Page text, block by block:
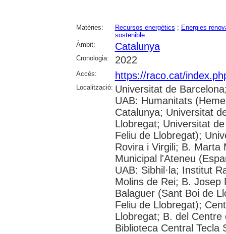
Matèries: Recursos energètics ; Energies
sostenible
Àmbit:
Catalunya
Cronologia: 2022
Accés: https://raco.cat/
Localització: Universitat de
UAB: Humanitats
Catalunya; Universitat
Llobregat; Universitat
Feliu de Llobregat);
Rovira i Virgili; B. Marta
Municipal l'Ateneu
UAB: Sibhil·la; Institut
Molins de Rei; B. Josep
Balaguer (Sant Boi de
Feliu de Llobregat);
Llobregat; B. del
Biblioteca Central Tecla